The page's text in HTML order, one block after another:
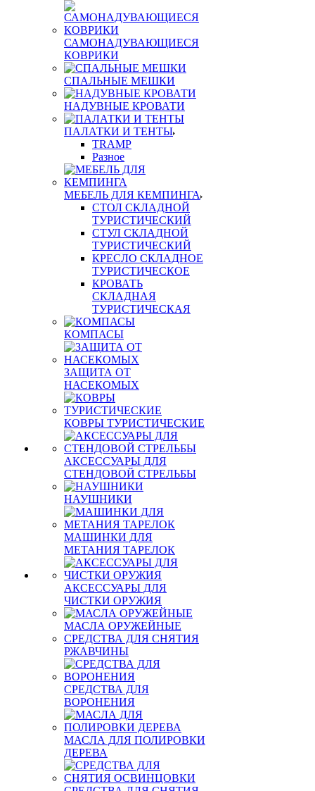
САМОНАДУВАЮЩИЕСЯ
КОВРИКИ
СПАЛЬНЫЕ МЕШКИ
НАДУВНЫЕ КРОВАТИ
ПАЛАТКИ И ТЕНТЫ
TRAMP
Разное
МЕБЕЛЬ ДЛЯ КЕМПИНГА
СТОЛ СКЛАДНОЙ
ТУРИСТИЧЕСКИЙ
СТУЛ СКЛАДНОЙ
ТУРИСТИЧЕСКИЙ
КРЕСЛО СКЛАДНОЕ
ТУРИСТИЧЕСКОЕ
КРОВАТЬ
СКЛАДНАЯ
ТУРИСТИЧЕСКАЯ
КОМПАСЫ
ЗАЩИТА ОТ
НАСЕКОМЫХ
КОВРЫ ТУРИСТИЧЕСКИЕ
АКСЕССУАРЫ ДЛЯ
СТЕНДОВОЙ СТРЕЛЬБЫ
НАУШНИКИ
МАШИНКИ ДЛЯ
МЕТАНИЯ ТАРЕЛОК
АКСЕССУАРЫ ДЛЯ
ЧИСТКИ ОРУЖИЯ
МАСЛА ОРУЖЕЙНЫЕ
СРЕДСТВА ДЛЯ СНЯТИЯ
РЖАВЧИНЫ
СРЕДСТВА ДЛЯ
ВОРОНЕНИЯ
МАСЛА ДЛЯ ПОЛИРОВКИ
ДЕРЕВА